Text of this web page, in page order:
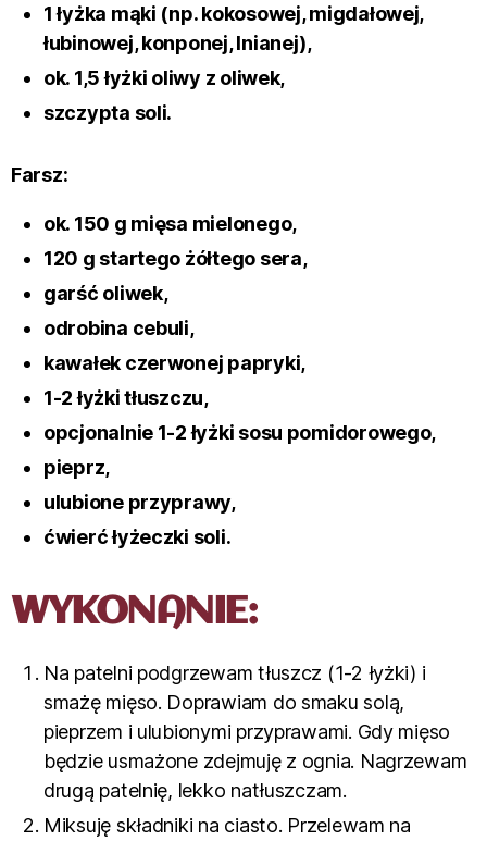
1 łyżka mąki (np. kokosowej, migdałowej,
łubinowej, konponej, lnianej),
ok. 1,5 łyżki oliwy z oliwek,
szczypta soli.
Farsz:
ok. 150 g mięsa mielonego,
120 g startego żółtego sera,
garść oliwek,
odrobina cebuli,
kawałek czerwonej papryki,
1-2 łyżki tłuszczu,
opcjonalnie 1-2 łyżki sosu pomidorowego,
pieprz,
ulubione przyprawy,
ćwierć łyżeczki soli.
WYKONANIE:
Na patelni podgrzewam tłuszcz (1-2 łyżki) i
smażę mięso. Doprawiam do smaku solą,
pieprzem i ulubionymi przyprawami. Gdy mięso
będzie usmażone zdejmuję z ognia. Nagrzewam
drugą patelnię, lekko natłuszczam.
Miksuję składniki na ciasto. Przelewam na